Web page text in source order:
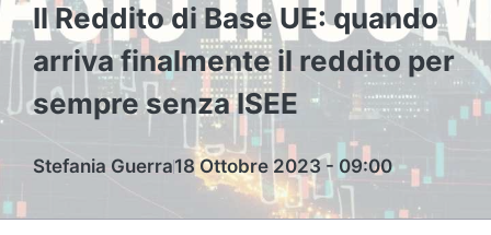
Il Reddito di Base UE: quando
arriva finalmente il reddito per
sempre senza ISEE
Stefania Guerra18 Ottobre 2023 - 09:00